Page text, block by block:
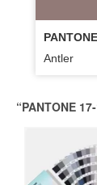
PANTONE
Antler
“PANTONE